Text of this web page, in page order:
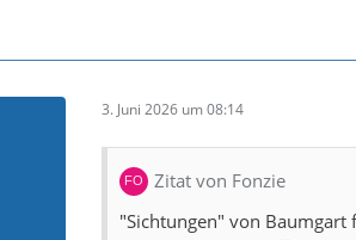
3. Juni 2026 um 08:14
Zitat von Fonzie
"Sichtungen" von Baumgart